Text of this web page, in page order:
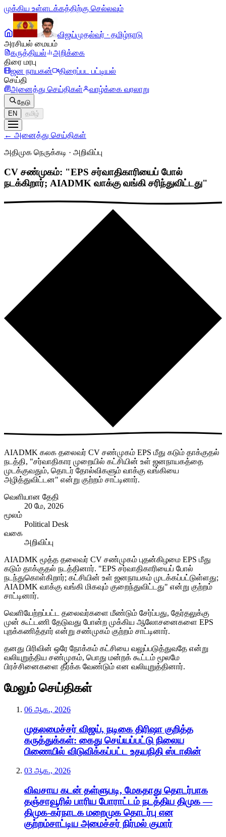
முக்கிய உள்ளடக்கத்திற்கு செல்லவும்
விஜய்முதல்வர் · தமிழ்நாடு
அரசியல் மையம்
கருத்தியல்
அறிக்கை
திரை மரபு
ஜன நாயகன்
திரைப்பட பட்டியல்
செய்தி
அனைத்து செய்திகள்
வாழ்க்கை வரலாறு
தேடு
EN
தமிழ்
← அனைத்து செய்திகள்
அதிமுக நெருக்கடி · அறிவிப்பு
CV சண்முகம்: "EPS சர்வாதிகாரியைப் போல்
நடக்கிறார்; AIADMK வாக்கு வங்கி சரிந்துவிட்டது"
AIADMK கலக தலைவர் CV சண்முகம் EPS மீது கடும் தாக்குதல்
நடத்தி, "சர்வாதிகார முறையில் கட்சியின் உள் ஜனநாயகத்தை
முடக்குவதும், தொடர் தோல்விகளும் வாக்கு வங்கியை
அழித்துவிட்டன" என்று குற்றம் சாட்டினார்.
வெளியான தேதி
20 மே, 2026
மூலம்
Political Desk
வகை
அறிவிப்பு
AIADMK மூத்த தலைவர் CV சண்முகம் புதன்கிழமை EPS மீது
கடும் தாக்குதல் நடத்தினார். "EPS சர்வாதிகாரியைப் போல்
நடந்துகொள்கிறார்; கட்சியின் உள் ஜனநாயகம் முடக்கப்பட்டுள்ளது;
AIADMK வாக்கு வங்கி மிகவும் குறைந்துவிட்டது" என்று குற்றம்
சாட்டினார்.
வெளியேற்றப்பட்ட தலைவர்களை மீண்டும் சேர்ப்பது, தேர்தலுக்கு
முன் கூட்டணி தேடுவது போன்ற முக்கிய ஆலோசனைகளை EPS
புறக்கணித்தார் என்று சண்முகம் குற்றம் சாட்டினார்.
தனது பிரிவின் ஒரே நோக்கம் கட்சியை வலுப்படுத்துவதே என்று
வலியுறுத்திய சண்முகம், பொது மன்றக் கூட்டம் மூலமே
பிரச்சினைகளை தீர்க்க வேண்டும் என வலியுறுத்தினார்.
மேலும் செய்திகள்
06 ஆக., 2026
முதலமைச்சர் விஜய், நடிகை திரிஷா குறித்த
கருத்துக்கள்: கைது செய்யப்பட்டு நிலைய
பிணையில் விடுவிக்கப்பட்ட உதயநிதி ஸ்டாலின்
03 ஆக., 2026
விவசாய கடன் தள்ளுபடி, மேகதாது தொடர்பாக
தஞ்சாவூரில் பாரிய போராட்டம் நடத்திய திமுக —
திமுக-கர்நாடக மறைமுக தொடர்பு என
குற்றம்சாட்டிய அமைச்சர் நிர்மல் குமார்